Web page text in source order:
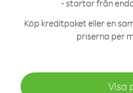
- startar från
Köp kreditpaket eller en
priserna per
Visa